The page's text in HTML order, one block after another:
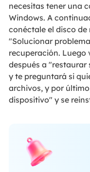
necesitas tener una
Windows. A
conéctale el disco
"Solucionar
recuperación. Luego
después a "restaurar
y te preguntará si
archivos, y por
dispositivo" y se